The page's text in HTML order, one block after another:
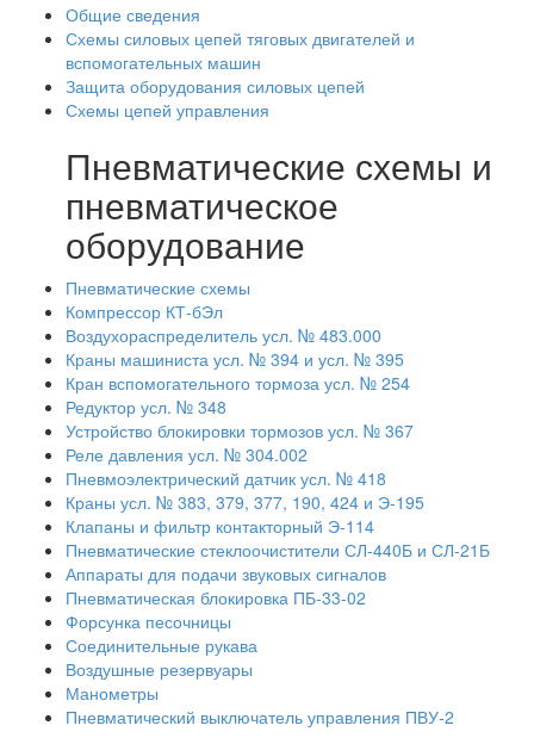
Общие сведения
Схемы силовых цепей тяговых двигателей и
вспомогательных машин
Защита оборудования силовых цепей
Схемы цепей управления
Пневматические схемы и
пневматическое
оборудование
Пневматические схемы
Компрессор КТ-бЭл
Воздухораспределитель усл. № 483.000
Краны машиниста усл. № 394 и усл. № 395
Кран вспомогательного тормоза усл. № 254
Редуктор усл. № 348
Устройство блокировки тормозов усл. № 367
Реле давления усл. № 304.002
Пневмоэлектрический датчик усл. № 418
Краны усл. № 383, 379, 377, 190, 424 и Э-195
Клапаны и фильтр контакторный Э-114
Пневматические стеклоочистители СЛ-440Б и СЛ-21Б
Аппараты для подачи звуковых сигналов
Пневматическая блокировка ПБ-33-02
Форсунка песочницы
Соединительные рукава
Воздушные резервуары
Манометры
Пневматический выключатель управления ПВУ-2